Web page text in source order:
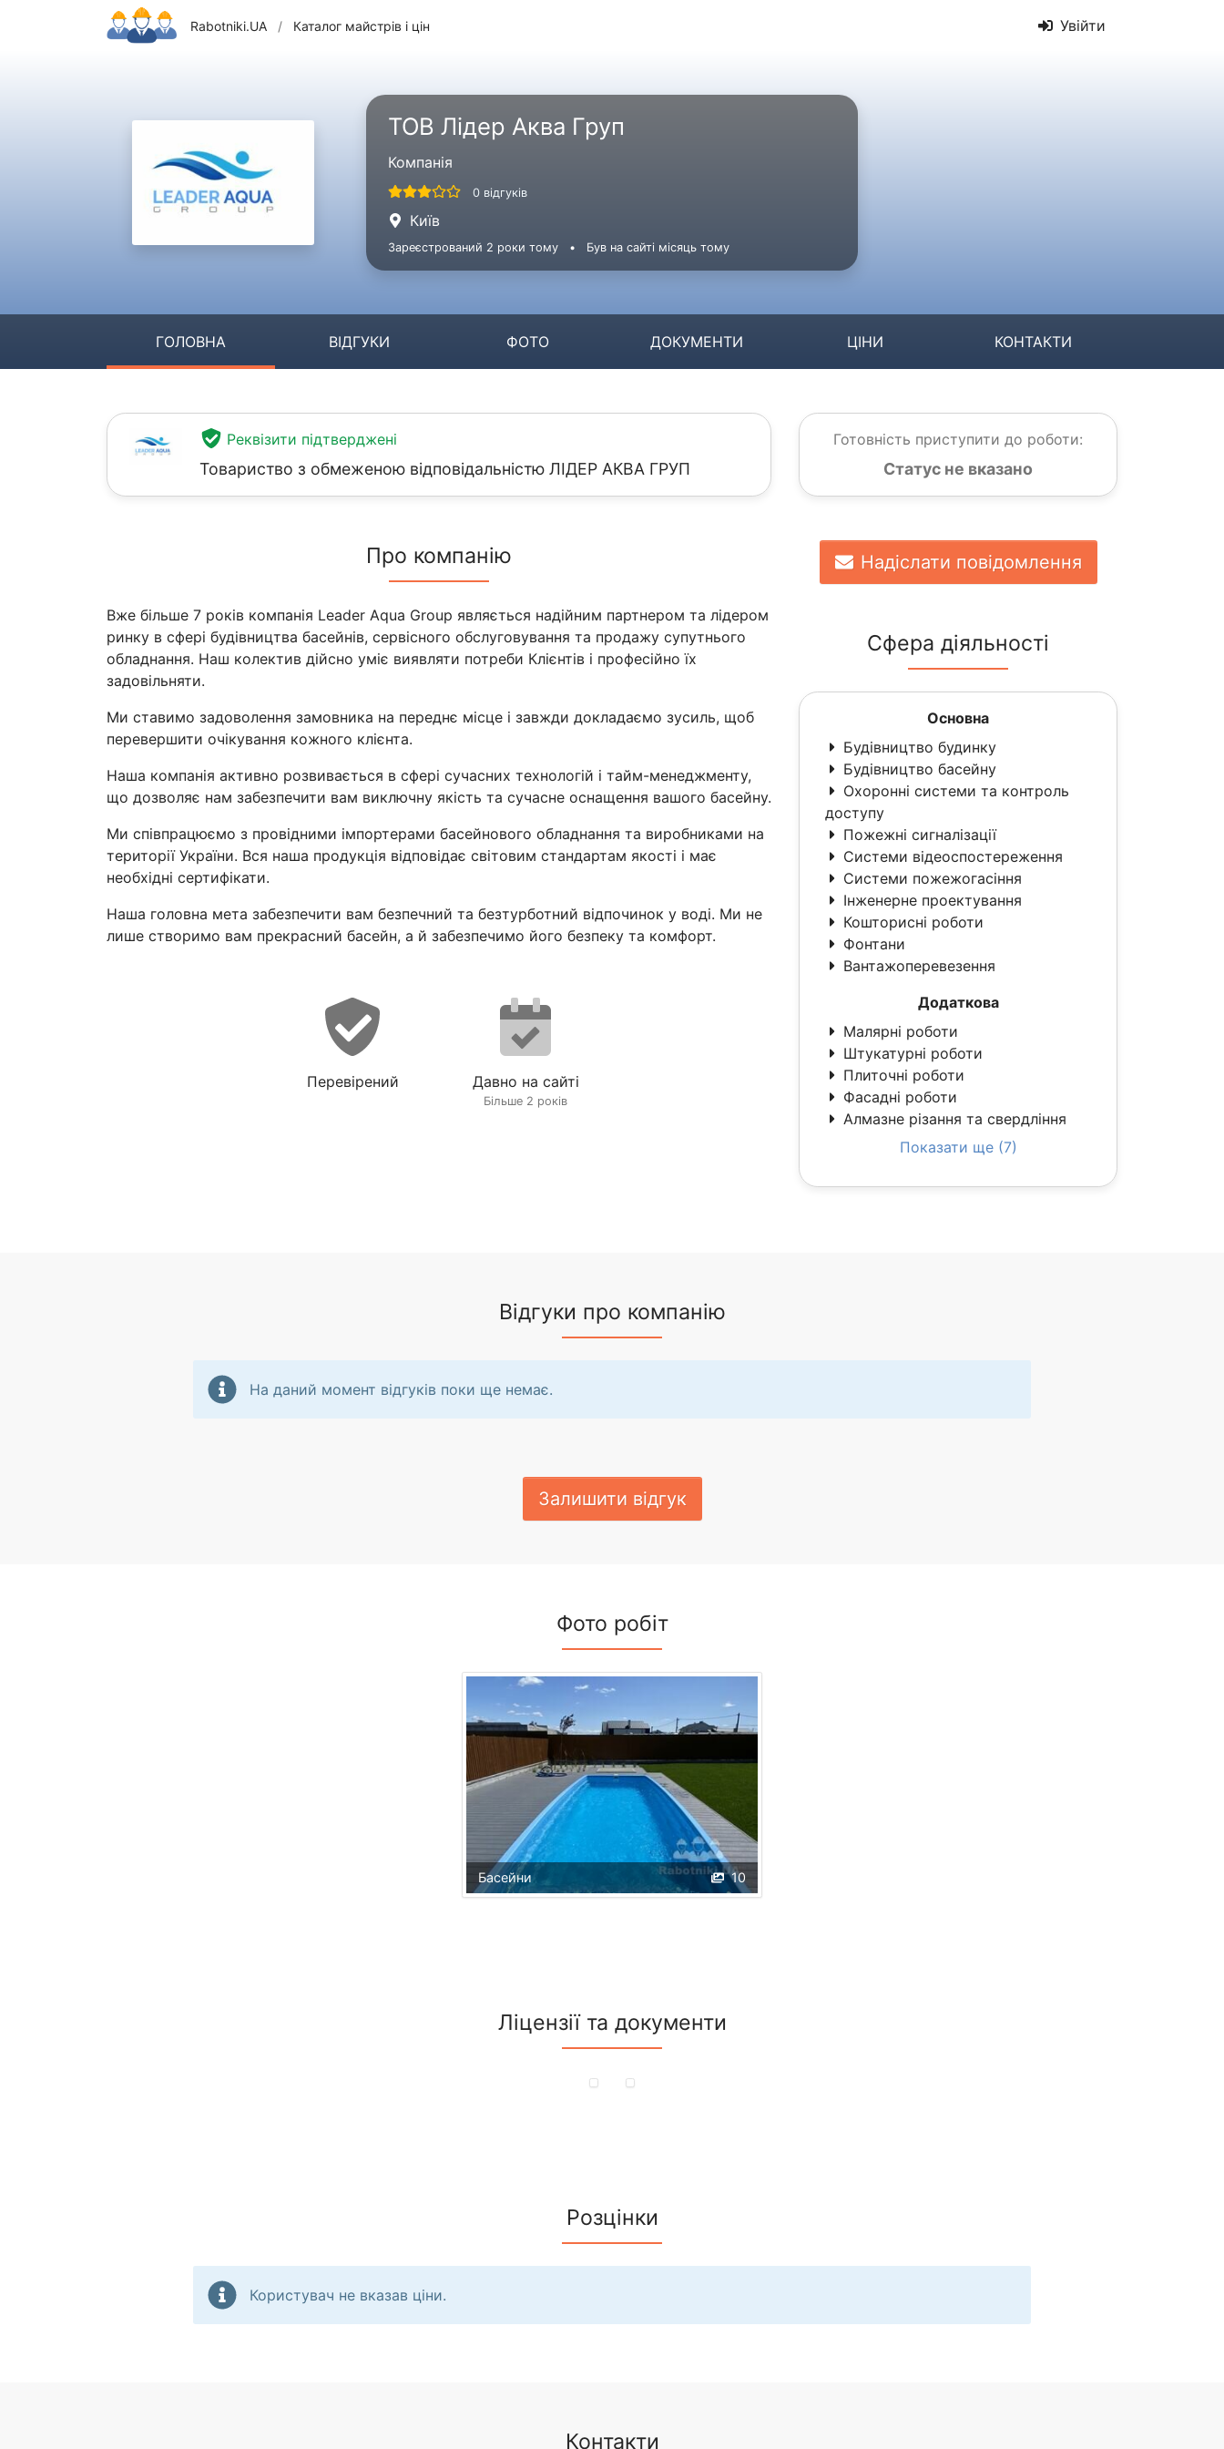
Rabotniki.UA / Каталог майстрів і цін Увійти
ТОВ Лідер Аква Груп
Компанія
0 відгуків
Київ
Зареєстрований 2 роки тому • Був на сайті місяць тому
ГОЛОВНА ВІДГУКИ ФОТО ДОКУМЕНТИ ЦІНИ КОНТАКТИ
Реквізити підтверджені
Товариство з обмеженою відповідальністю ЛІДЕР АКВА ГРУП
Про компанію
Вже більше 7 років компанія Leader Aqua Group являється надійним партнером та лідером
ринку в сфері будівництва басейнів, сервісного обслуговування та продажу супутнього
обладнання. Наш колектив дійсно уміє виявляти потреби Клієнтів і професійно їх
задовільняти.
Ми ставимо задоволення замовника на переднє місце і завжди докладаємо зусиль, щоб
перевершити очікування кожного клієнта.
Наша компанія активно розвивається в сфері сучасних технологій і тайм-менеджменту,
що дозволяє нам забезпечити вам виключну якість та сучасне оснащення вашого басейну.
Ми співпрацюємо з провідними імпортерами басейнового обладнання та виробниками на
території України. Вся наша продукція відповідає світовим стандартам якості і має
необхідні сертифікати.
Наша головна мета забезпечити вам безпечний та безтурботний відпочинок у воді. Ми не
лише створимо вам прекрасний басейн, а й забезпечимо його безпеку та комфорт.
Перевірений Давно на сайті
Більше 2 років
Готовність приступити до роботи:
Статус не вказано
Надіслати повідомлення
Сфера діяльності
Основна
Будівництво будинку
Будівництво басейну
Охоронні системи та контроль
доступу
Пожежні сигналізації
Системи відеоспостереження
Системи пожежогасіння
Інженерне проектування
Кошторисні роботи
Фонтани
Вантажоперевезення
Додаткова
Малярні роботи
Штукатурні роботи
Плиточні роботи
Фасадні роботи
Алмазне різання та свердління
Показати ще (7)
Відгуки про компанію
На даний момент відгуків поки ще немає.
Залишити відгук
Фото робіт
10
Басейни
Ліцензії та документи
Розцінки
Користувач не вказав ціни.
Контакти